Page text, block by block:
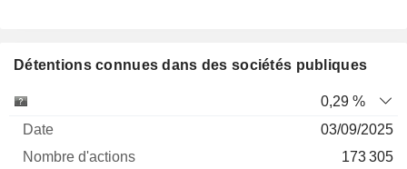
Détentions connues dans des sociétés publiques
Date de0,29 %
03/09/2025
173 305